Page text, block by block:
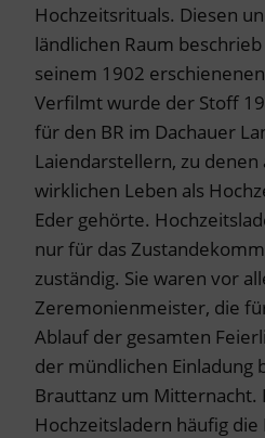
Hochzeitsrituals. Diesen
ländlichen Raum
seinem 1902
Verfilmt wurde der Stoff
für den BR im Dachauer
Laiendarstellern, zu denen
wirklichen Leben als
Eder gehörte.
nur für das
zuständig. Sie waren vor
Zeremonienmeister, die
Ablauf der gesamten
der mündlichen Einladung
Brauttanz um Mitternacht.
Hochzeitsladern häufig